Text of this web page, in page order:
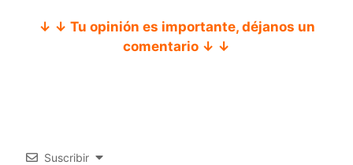
↓ ↓ Tu opinión es importante, déjanos un
comentario ↓ ↓
Suscribir